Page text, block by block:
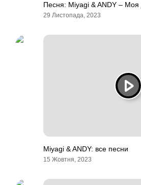
Песня: Miyagi & ANDY – Моя
29 Листопада, 2023
Miyagi & ANDY: все песни
15 Жовтня, 2023